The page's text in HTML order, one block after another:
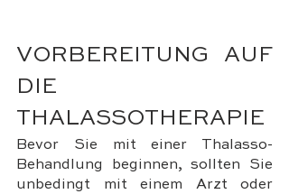
VORBEREITUNG AUF
DIE
THALASSOTHERAPIE
Bevor Sie mit einer Thalasso-
Behandlung beginnen, sollten Sie
unbedingt mit einem Arzt oder